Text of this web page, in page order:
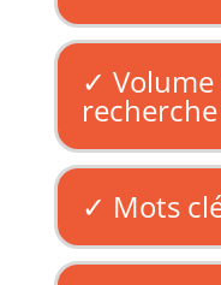
✓ Volume
recherche
✓ Mots